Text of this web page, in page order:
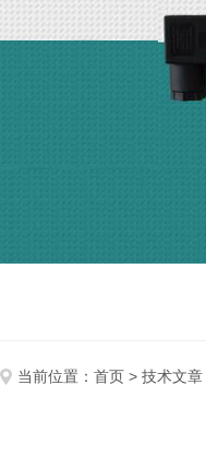
当前位置： 首页 > 技术文章